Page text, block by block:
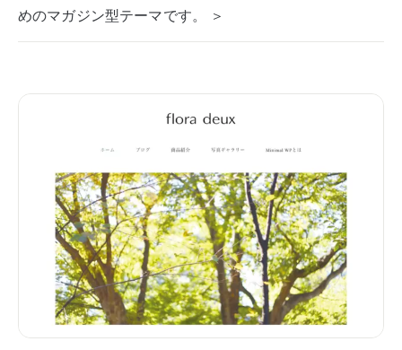
めのマガジン型テーマです。 ＞